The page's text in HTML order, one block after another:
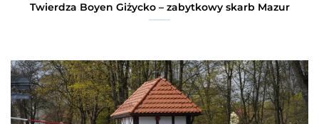
Twierdza Boyen Giżycko – zabytkowy skarb Mazur